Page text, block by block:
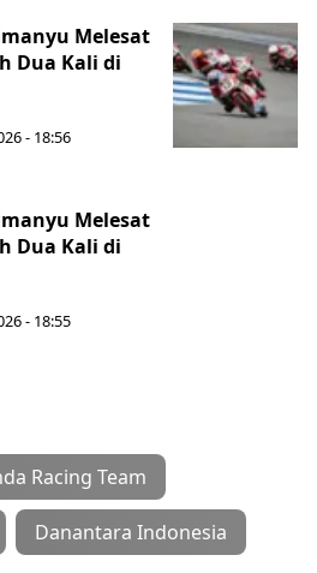
Melesat
Dua Kali di
- 18:56
Melesat
Dua Kali di
- 18:55
Racing Team
Danantara Indonesia